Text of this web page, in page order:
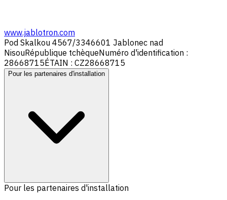
www.jablotron.com
Pod Skalkou 4567/3346601 Jablonec nad
NisouRépublique tchèqueNuméro d'identification :
28668715ÉTAIN : CZ28668715
Pour les partenaires d'installation
Pour les partenaires d'installation